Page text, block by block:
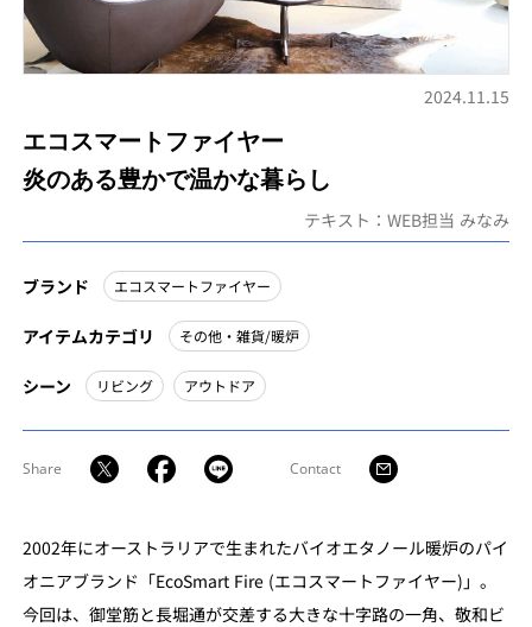
2024.11.15
エコスマートファイヤー
炎のある豊かで温かな暮らし
テキスト：WEB担当 みなみ
ブランド エコスマートファイヤー
アイテムカテゴリ その他・雑貨/暖炉
シーン リビング アウトドア
Share Contact
2002年にオーストラリアで生まれたバイオエタノール暖炉のパイ
オニアブランド「EcoSmart Fire (エコスマートファイヤー)」。
今回は、御堂筋と長堀通が交差する大きな十字路の一角、敬和ビ